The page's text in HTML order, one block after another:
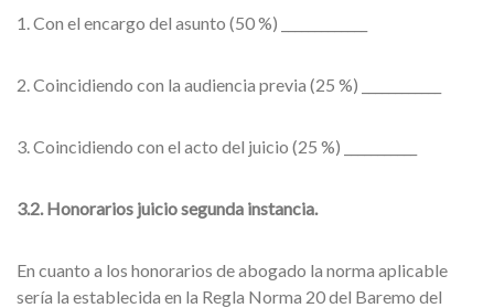
1. Con el encargo del asunto (50 %) _____________
2. Coincidiendo con la audiencia previa (25 %) ____________
3. Coincidiendo con el acto del juicio (25 %) ___________
3.2. Honorarios juicio segunda instancia.
En cuanto a los honorarios de abogado la norma aplicable
sería la establecida en la Regla Norma 20 del Baremo del